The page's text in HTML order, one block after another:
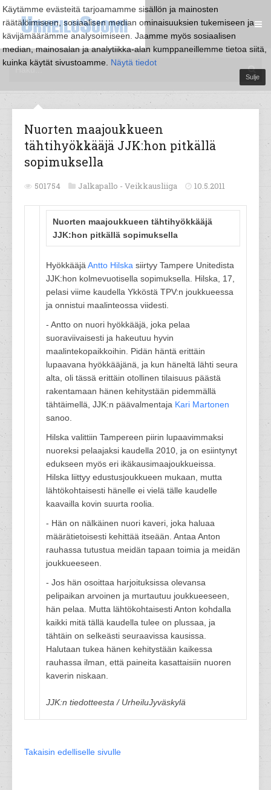
Käytämme evästeitä tarjoamamme sisällön ja mainosten
räätälöimiseen, sosiaalisen median ominaisuuksien tukemiseen ja
kävijämäärämme analysoimiseen. Jaamme myös sosiaalisen
median, mainosalan ja analytiikka-alan kumppaneillemme tietoa siitä,
kuinka käytät sivustoamme. Näytä tiedot
Sulje
Nuorten maajoukkueen
tähtihyökkääjä JJK:hon pitkällä
sopimuksella
501754 Jalkapallo - Veikkausliiga 10.5.2011
Nuorten maajoukkueen tähtihyökkääjä
JJK:hon pitkällä sopimuksella
Hyökkääjä Antto Hilska siirtyy Tampere Unitedista
JJK:hon kolmevuotisella sopimuksella. Hilska, 17,
pelasi viime kaudella Ykköstä TPV:n joukkueessa
ja onnistui maalinteossa viidesti.
- Antto on nuori hyökkääjä, joka pelaa
suoraviivaisesti ja hakeutuu hyvin
maalintekopaikkoihin. Pidän häntä erittäin
lupaavana hyökkääjänä, ja kun häneltä lähti seura
alta, oli tässä erittäin otollinen tilaisuus päästä
rakentamaan hänen kehitystään pidemmällä
tähtäimellä, JJK:n päävalmentaja Kari Martonen
sanoo.
Hilska valittiin Tampereen piirin lupaavimmaksi
nuoreksi pelaajaksi kaudella 2010, ja on esiintynyt
edukseen myös eri ikäkausimaajoukkueissa.
Hilska liittyy edustusjoukkueen mukaan, mutta
lähtökohtaisesti hänelle ei vielä tälle kaudelle
kaavailla kovin suurta roolia.
- Hän on nälkäinen nuori kaveri, joka haluaa
määrätietoisesti kehittää itseään. Antaa Anton
rauhassa tutustua meidän tapaan toimia ja meidän
joukkueeseen.
- Jos hän osoittaa harjoituksissa olevansa
pelipaikan arvoinen ja murtautuu joukkueeseen,
hän pelaa. Mutta lähtökohtaisesti Anton kohdalla
kaikki mitä tällä kaudella tulee on plussaa, ja
tähtäin on selkeästi seuraavissa kausissa.
Halutaan tukea hänen kehitystään kaikessa
rauhassa ilman, että paineita kasattaisiin nuoren
kaverin niskaan.
JJK:n tiedotteesta / UrheiluJyväskylä
Takaisin edelliselle sivulle